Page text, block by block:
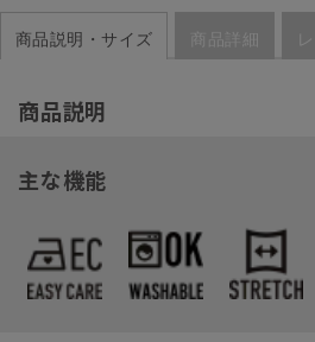
商品説明・サイズ 商品詳細
商品説明
主な機能